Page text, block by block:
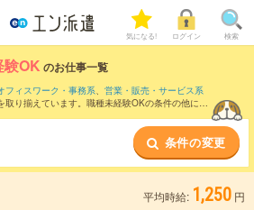
気になる! ログイン 検索
験OK のお仕事一覧
フィスワーク・事務系、 営業・販売・サービス系
取り揃えています。職種未経験OKの条件の他に、
条件の変更
平均時給: 1,250 円